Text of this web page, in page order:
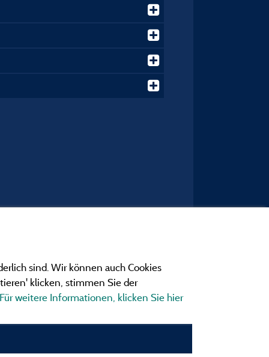
sind. Wir können auch Cookies
klicken, stimmen Sie der
Für weitere Informationen, klicken Sie hier